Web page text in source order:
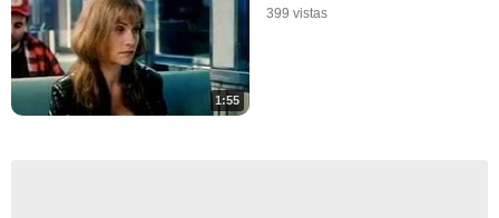
1:55
399 vistas